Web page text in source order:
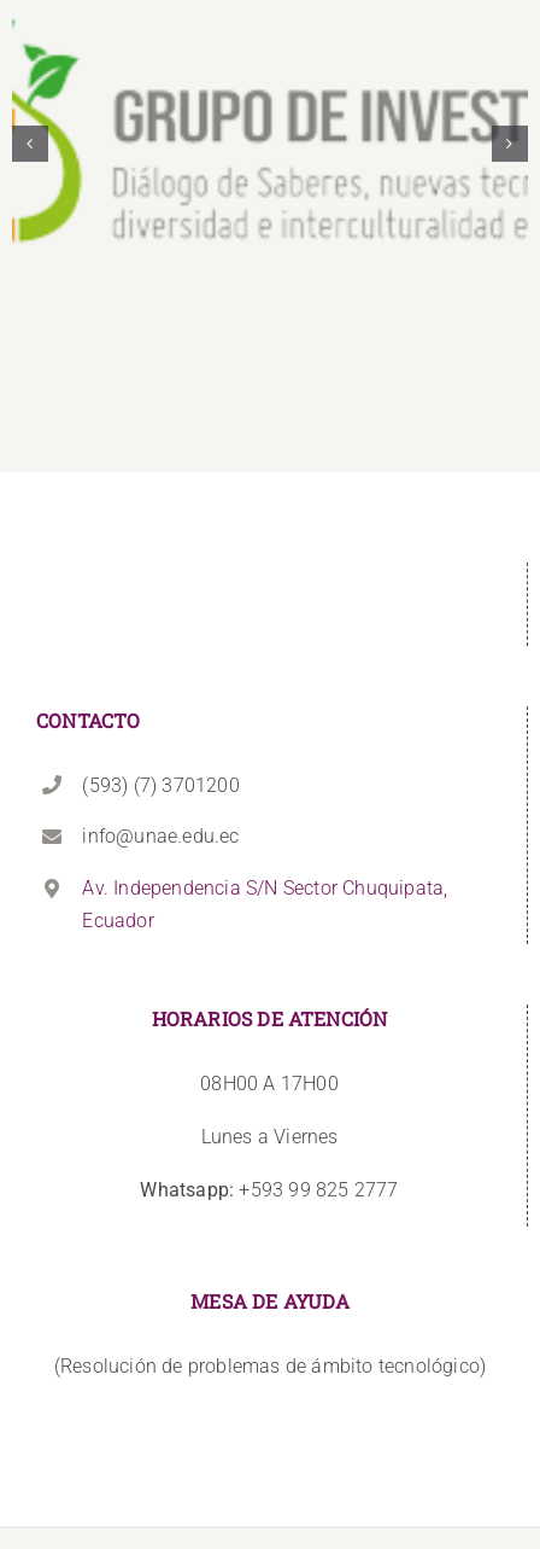
diversidad e interculturalidad en la Amazonía
CONTACTO
(593) (7) 3701200
info@unae.edu.ec
Av. Independencia S/N Sector Chuquipata,
Ecuador
HORARIOS DE ATENCIÓN
08H00 A 17H00
Lunes a Viernes
Whatsapp: +593 99 825 2777
MESA DE AYUDA
(Resolución de problemas de ámbito tecnológico)